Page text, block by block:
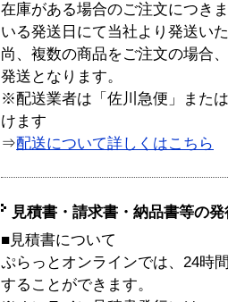
在庫がある場合のご注文につき
いる発送日にて当社より発送い
尚、複数の商品をご注文の場合
発送となります。
※配送業者は「佐川急便」また
けます
⇒配送について詳しくはこちら
見積書・請求書・納品書等の
■見積書について
ぷらっとオンラインでは、24時
することができます。